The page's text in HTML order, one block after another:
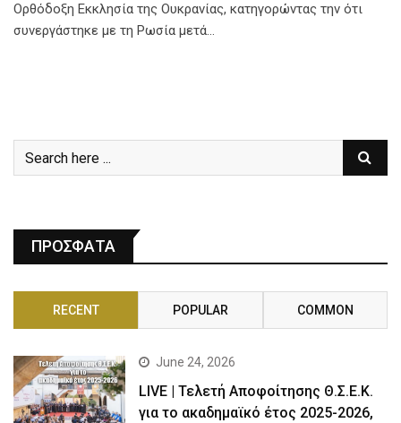
Ορθόδοξη Εκκλησία της Ουκρανίας, κατηγορώντας την ότι
συνεργάστηκε με τη Ρωσία μετά…
ΠΡΟΣΦΑΤΑ
RECENT POPULAR COMMON
June 24, 2026
LIVE | Τελετή Αποφοίτησης Θ.Σ.Ε.Κ.
για το ακαδημαϊκό έτος 2025-2026,